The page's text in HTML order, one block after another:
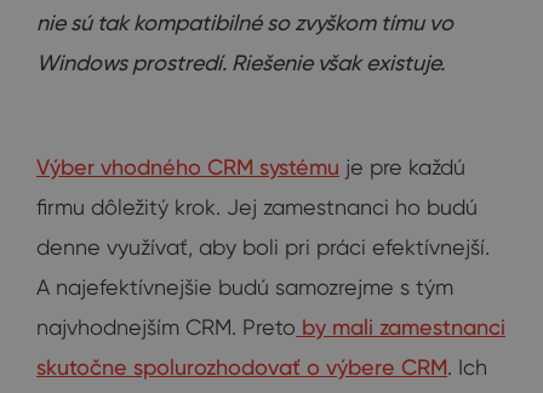
nie sú tak kompatibilné so zvyškom tímu vo
Windows prostredí. Riešenie však existuje.
Výber vhodného CRM systému je pre každú
firmu dôležitý krok. Jej zamestnanci ho budú
denne využívať, aby boli pri práci efektívnejší.
A najefektívnejšie budú samozrejme s tým
najvhodnejším CRM. Preto by mali zamestnanci
skutočne spolurozhodovať o výbere CRM. Ich